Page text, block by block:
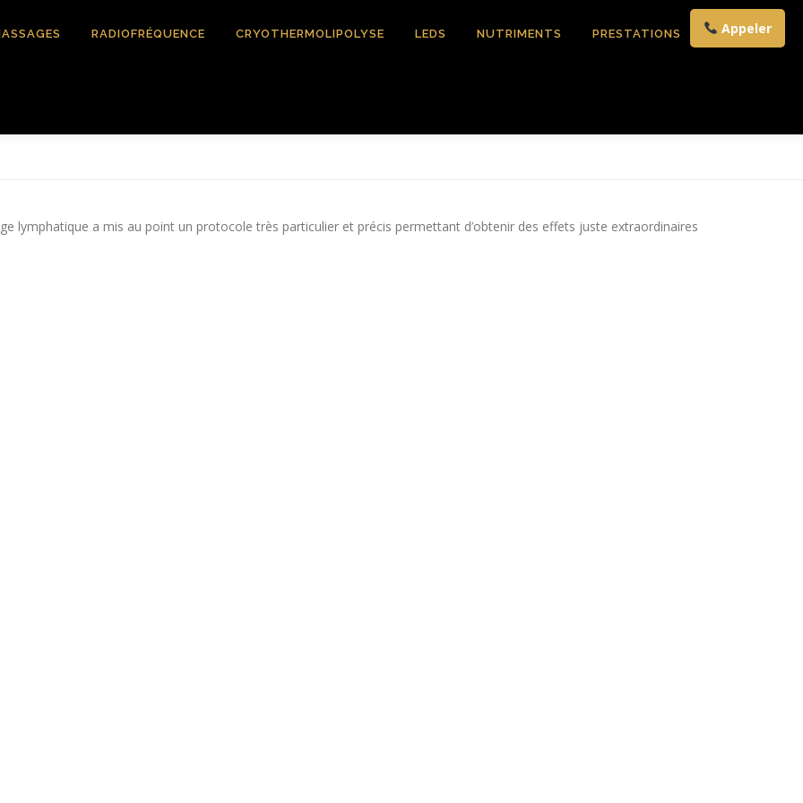
Appeler
RADIOFRÉQUENCE CRYOTHERMOLIPOLYSE LEDS NUTRIMENTS PRESTATIONS CONTACT
lymphatique a mis au point un protocole très particulier et précis permettant d’obtenir des effets juste extraordinaires